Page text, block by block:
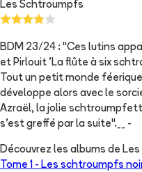
Les Schtroumpfs
BDM 23/24 : "Ces lutins
et Pirlouit 'La flûte à six
Tout un petit monde
développe alors avec le
Azraël, la jolie
s'est greffé par la suite".__ -
Découvrez les albums de
Tome 1 - Les schtroumpfs